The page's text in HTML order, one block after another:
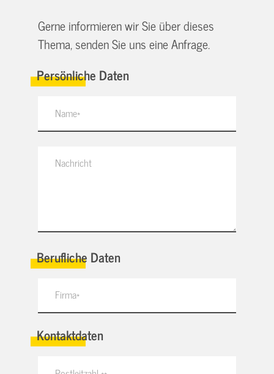
Gerne informieren wir Sie über dieses
Thema, senden Sie uns eine Anfrage.
Persönliche Daten
Berufliche Daten
Kontaktdaten